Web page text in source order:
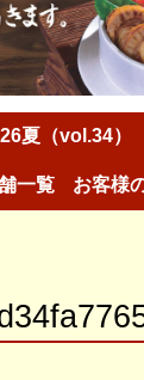
夏（vol.34）
一覧 お客様